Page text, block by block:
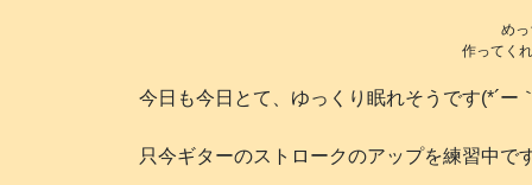
め
作ってく
今日も今日とて、ゆっくり眠れそうです(*´ー
只今ギターのストロークのアップを練習中で